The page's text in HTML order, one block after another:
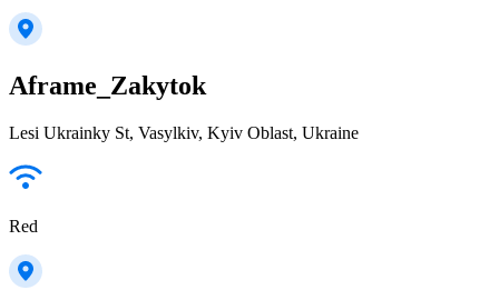
Aframe_Zakytok
Lesi Ukrainky St, Vasylkiv, Kyiv Oblast, Ukraine
Red